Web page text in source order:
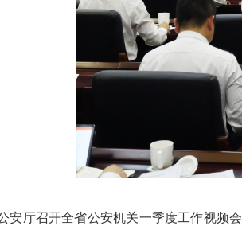
厅召开全省公安机关一季度工作视频会